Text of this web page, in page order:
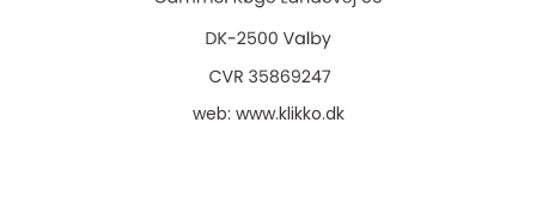
web: www.klikko.dk